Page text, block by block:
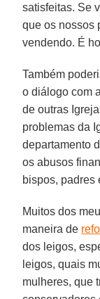
satisfeitas. Se
que os nossos
vendendo. É
Também
o diálogo com
de outras
problemas da
departamento
os abusos
bispos, padres
Muitos dos
maneira de
dos leigos,
leigos, quais
mulheres, que